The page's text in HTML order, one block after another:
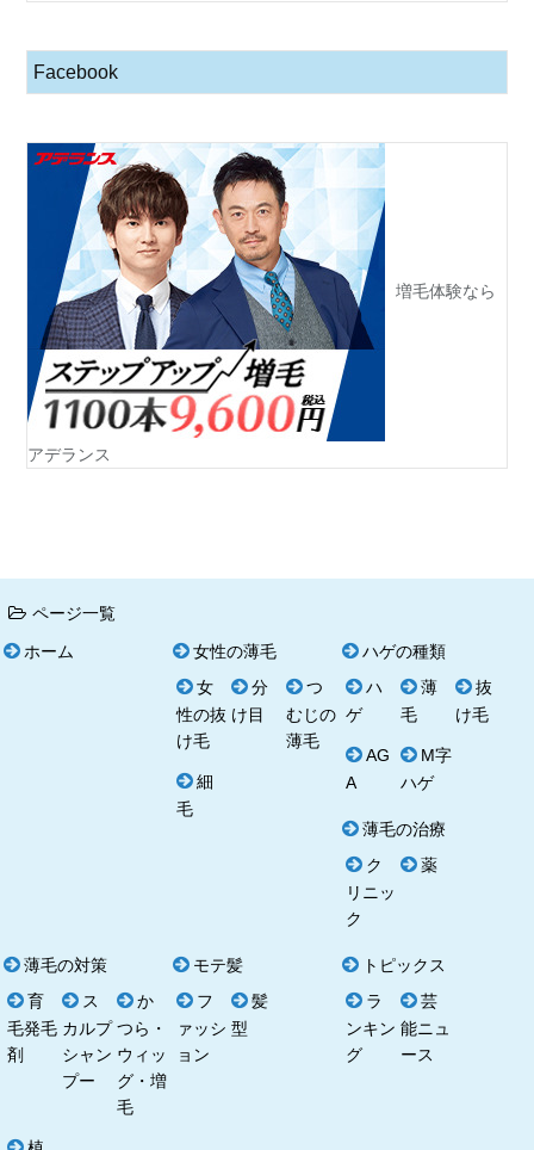
Facebook
増毛体験なら
アデランス
ページ一覧
ホーム
女性の薄毛
女
性の抜
け毛
分
け目
つ
むじの
薄毛
細
毛
ハゲの種類
ハ
ゲ
薄
毛
抜
け毛
AG
A
M字
ハゲ
薄毛の治療
ク
リニッ
ク
薬
薄毛の対策
育
毛発毛
剤
ス
カルプ
シャン
プー
か
つら・
ウィッ
グ・増
毛
モテ髪
フ
ァッシ
ョン
髪
型
トピックス
ラ
ンキン
グ
芸
能ニュ
ース